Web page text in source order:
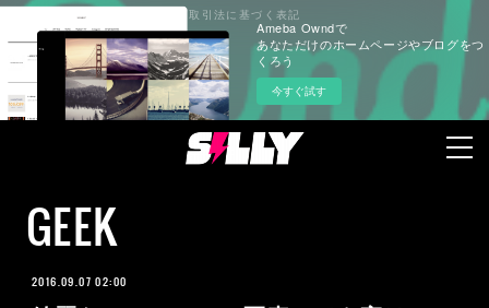
Ameba Owndで
あなただけのホームページやブログをつ
くろう
今すぐ試す
GEEK
2016.09.07 02:00
プライバシーポリシー 特定商取引法に基づく表記